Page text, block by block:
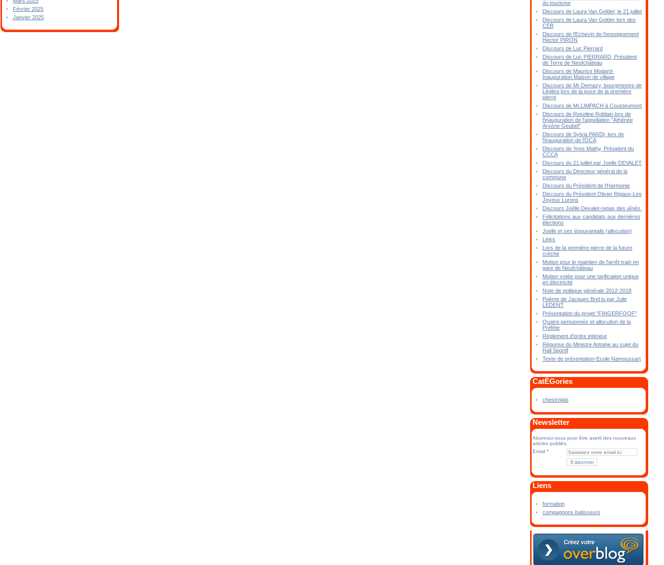
Février 2025
Janvier 2025
du tourisme
Discours de Laura Van Gelder, le 21 juillet
Discours de Laura Van Gelder lors des
CEB
Discours de l'Echevin de l'enseignement
Hector PIRON
Discours de Luc Pierrard
Discours de Luc PIERRARD, Président
de Terre de Neufchâteau
Discours de Maurice Modard-
Inauguration Maison de village
Discours de Mr Demazy, bourgmestre de
Léglise,lors de la pose de la première
pierre
Discours de Mr.LIMPACH à Cousteumont
Discours de Roseline Roblain lors de
l'inauguration de l'appellation "Athénée
Arsène Geubel"
Discours de Sylvia PARDI, lors de
l'inauguration de l'OCA
Discours de Yves Mathy, Président du
CCCA
Discours du 21 juillet par Joelle DEVALET
Discours du Directeur général de la
commune
Discours du Président de l'Harmonie
Discours du Président Olivier Rigaux-Les
Joyeux Lurons
Discours Joëlle Devalet-repas des aînés.
Félicitations aux candidats aux dernières
élections
Joelle et ses épouvantails (allocution)
Links
Lors de la première pierre de la future
crèche
Motion pour le maintien de l'arrêt train en
gare de Neufchâteau
Motion votée pour une tarification unique
en électricité
Note de politique générale 2012-2018
Poème de Jacques Brel lu par Julie
LEDENT
Présentation du projet "FINGERFOOF"
Quatre pensionnés et allocution de la
Préfète
Réglement d'ordre intérieur
Réponse du Ministre Antoine au sujet du
Hall Sportif
Texte de présentation-Ecole Namoussart
CatÉGories
chestrolais
Newsletter
Abonnez-vous pour être averti des nouveaux
articles publiés.
Email
Liens
formation
compagnons batisseurs